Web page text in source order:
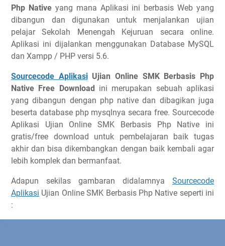
Php Nativeyang mana Aplikasi ini berbasis Web yang
dibangun dan digunakan untuk menjalankan ujian
pelajar Sekolah Menengah Kejuruan secara online.
Aplikasi ini dijalankan menggunakan Database MySQL
dan Xampp / PHP versi 5.6.
Sourcecode AplikasiUjian Online SMK Berbasis Php
Native Free Download ini merupakan sebuah aplikasi
yang dibangun dengan php native dan dibagikan juga
beserta database php mysqlnya secara free. Sourcecode
Aplikasi Ujian Online SMK Berbasis Php Native ini
gratis/free download untuk pembelajaran baik tugas
akhir dan bisa dikembangkan dengan baik kembali agar
lebih komplek dan bermanfaat.
Adapun sekilas gambaran didalamnya Sourcecode
Aplikasi Ujian Online SMK Berbasis Php Native seperti ini
: